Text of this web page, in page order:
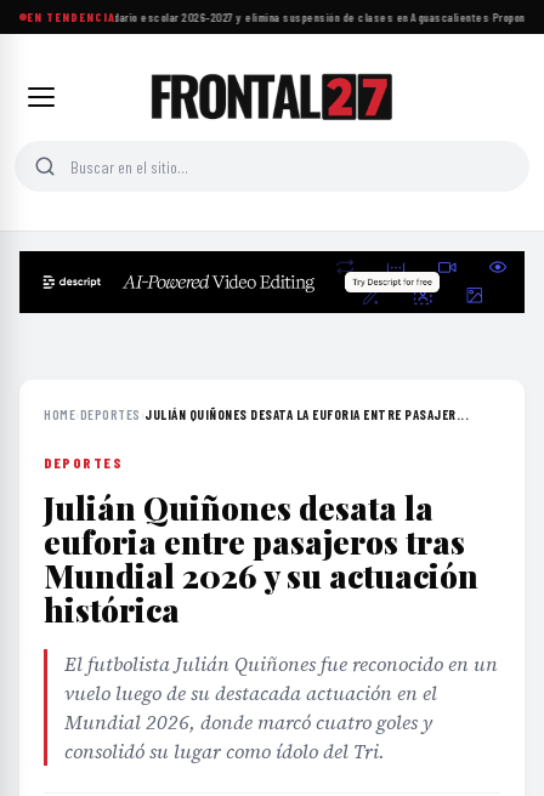
EN TENDENCIA
SEP ajusta calendario escolar 2026-2027 y elimina suspensión de clases en Aguascalientes·Proponen
HOME›DEPORTES ›JULIÁN QUIÑONES DESATA LA EUFORIA ENTRE PASAJER...
DEPORTES
Julián Quiñones desata la
euforia entre pasajeros tras
Mundial 2026 y su actuación
histórica
El futbolista Julián Quiñones fue reconocido en un
vuelo luego de su destacada actuación en el
Mundial 2026, donde marcó cuatro goles y
consolidó su lugar como ídolo del Tri.